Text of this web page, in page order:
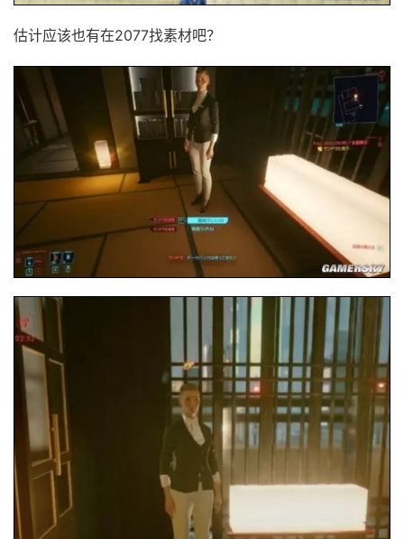
估计应该也有在2077找素材吧？